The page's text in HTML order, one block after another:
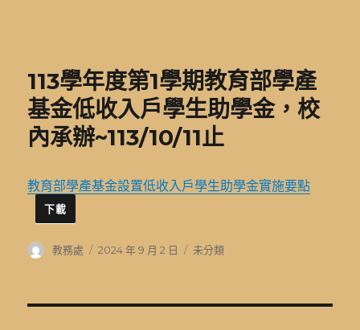
113學年度第1學期教育部學產
基金低收入戶學生助學金，校
內承辦~113/10/11止
教育部學產基金設置低收入戶學生助學金實施要點
下載
作
教務處
發
2024 年 9 月 2 日
分
未分類